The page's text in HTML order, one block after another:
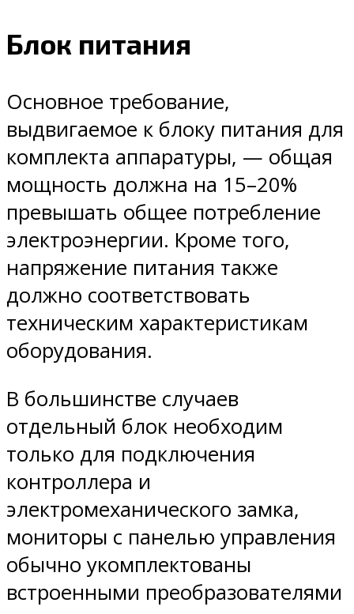
Блок питания
Основное требование,
выдвигаемое к блоку питания для
комплекта аппаратуры, — общая
мощность должна на 15–20%
превышать общее потребление
электроэнергии. Кроме того,
напряжение питания также
должно соответствовать
техническим характеристикам
оборудования.
В большинстве случаев
отдельный блок необходим
только для подключения
контроллера и
электромеханического замка,
мониторы с панелью управления
обычно укомплектованы
встроенными преобразователями